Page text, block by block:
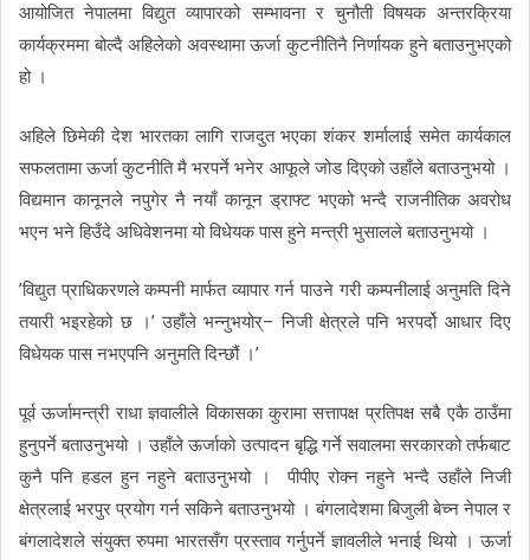
आयोजित नेपालमा विद्युत व्यापारको सम्भावना र चुनौती विषयक अन्तरक्रिया
कार्यक्रममा बोल्दै अहिलेको अवस्थामा ऊर्जा कुटनीतिनै निर्णायक हुने बताउनुभएको
हो ।
अहिले छिमेकी देश भारतका लागि राजदुत भएका शंकर शर्मालाई समेत कार्यकाल
सफलतामा ऊर्जा कुटनीति मै भरपर्ने भनेर आफूले जोड दिएको उहाँले बताउनुभयो ।
विद्यमान कानूनले नपुगेर नै नयाँ कानून ड्राफ्ट भएको भन्दै राजनीतिक अवरोध
भएन भने हिउँदे अधिवेशनमा यो विधेयक पास हुने मन्त्री भुसालले बताउनुभयो ।
’विद्युत प्राधिकरणले कम्पनी मार्फत व्यापार गर्न पाउने गरी कम्पनीलाई अनुमति दिने
तयारी भइरहेको छ ।’ उहाँले भन्नुभयोर्– निजी क्षेत्रले पनि भरपर्दो आधार दिए
विधेयक पास नभएपनि अनुमति दिन्छौं ।’
पूर्व ऊर्जामन्त्री राधा ज्ञवालीले विकासका कुरामा सत्तापक्ष प्रतिपक्ष सबै एकै ठाउँमा
हुनुपर्ने बताउनुभयो । उहाँले ऊर्जाको उत्पादन बृद्धि गर्ने सवालमा सरकारको तर्फबाट
कुनै पनि हडल हुन नहुने बताउनुभयो । पीपीए रोक्न नहुने भन्दै उहाँले निजी
क्षेत्रलाई भरपुर प्रयोग गर्न सकिने बताउनुभयो । बंगलादेशमा बिजुली बेच्न नेपाल र
बंगलादेशले संयुक्त रुपमा भारतसँग प्रस्ताव गर्नुपर्ने ज्ञावलीले भनाई थियो । ऊर्जा